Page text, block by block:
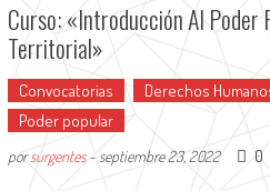
Curso: «Introducción Al Poder
Territorial»
Convocatorias Derechos
Poder popular
porsurgentes-septiembre 23, 2022 0